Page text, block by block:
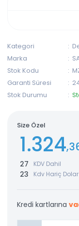
Kategori
Marka
Stok Kodu
Garanti Süresi
Stok Durumu
Size Özel
1.324
27 KDV Dahil
23 Kdv Hariç Dolar
Kredi kartlarına